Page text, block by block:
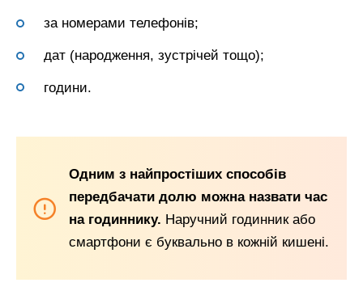
за номерами телефонів;
дат (народження, зустрічей тощо);
години.
Одним з найпростіших способів
передбачати долю можна назвати час
на годиннику. Наручний годинник або
смартфони є буквально в кожній кишені.